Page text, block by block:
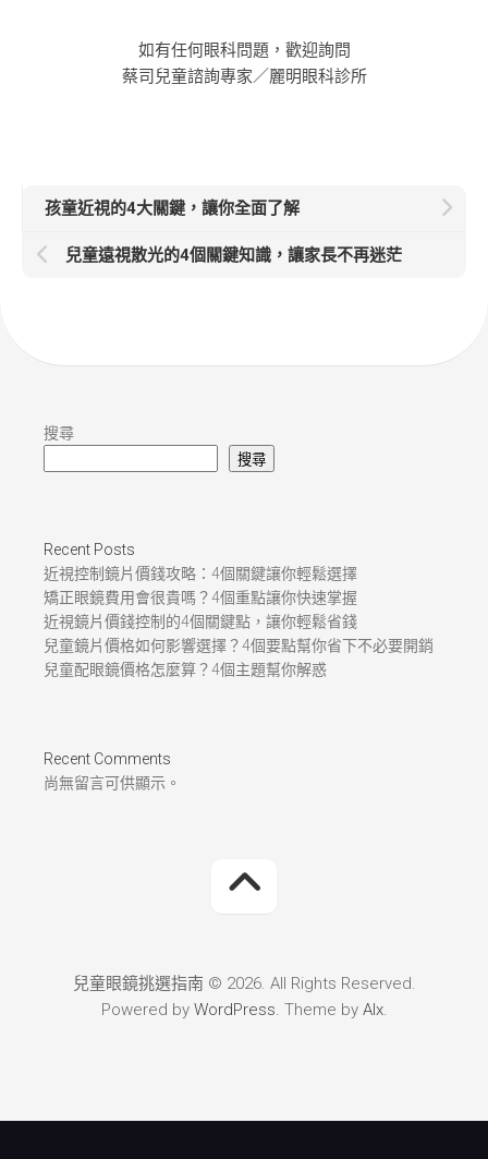
如有任何眼科問題，歡迎詢問
蔡司兒童諮詢專家／麗明眼科診所
孩童近視的4大關鍵，讓你全面了解
兒童遠視散光的4個關鍵知識，讓家長不再迷茫
搜尋
搜尋
Recent Posts
近視控制鏡片價錢攻略：4個關鍵讓你輕鬆選擇
矯正眼鏡費用會很貴嗎？4個重點讓你快速掌握
近視鏡片價錢控制的4個關鍵點，讓你輕鬆省錢
兒童鏡片價格如何影響選擇？4個要點幫你省下不必要開銷
兒童配眼鏡價格怎麼算？4個主題幫你解惑
Recent Comments
尚無留言可供顯示。
兒童眼鏡挑選指南 © 2026. All Rights Reserved.
Powered by WordPress. Theme by Alx.